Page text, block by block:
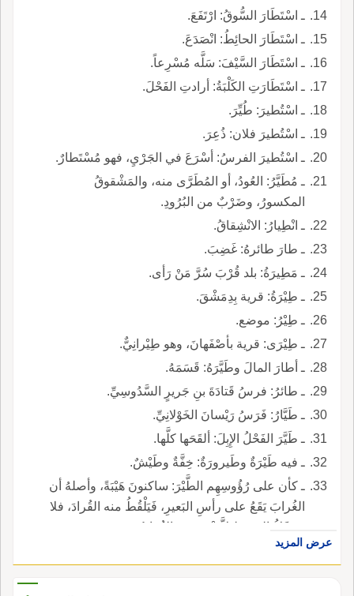
ـ اسْتَطَارَ السُّوقُ: ارْتَفَعَ.
ـ اسْتَطَارَ الحائِطُ: انْصَدَعَ.
ـ اسْتَطَارَ السَّيْفَ: سَلَّه مُسْرِعاً.
ـ اسْتَطَارَتِ الكَلْبَةُ: أرادتِ الفَحْلَ.
ـ اسْتُطيرَ: طُيِّرَ.
ـ اسْتُطيرَ فلان: ذُعِرَ.
ـ اسْتُطيرَ الفرسُ: أسْرَعَ في الجَرْيِ، فهو مُسْتَطارٌ.
ـ مُطَيَّرُ: العُودُ، أو المُطَرَّى منه، والمَشْقوقُ
المكسورُ، وضَرْبٌ من البُرُودِ.
ـ انْطِيارُ: الانْشِقاقُ.
ـ طارَ طائرهُ: غَضِبَ.
ـ مَطِيرَةُ: بلد قُرْبَ سُرَّ مَنْ رَأى.
ـ طِيْرَةُ: قرية بِدِمَشْقَ.
ـ طِيْرُ: موضع.
ـ طِيْرَى: قرية بأصْفَهانَ، وهو طِيْرانِيٌّ.
ـ أطارَ المالَ وطَيَّرَهُ: قَسَمَهُ.
ـ طائرُ: فرسُ قَتادَةَ بنِ جَريرٍ السَّدُوسِيِّ.
ـ طَيَّارُ: فَرَسُ رَيْسانَ الخَوْلانِيِّ.
ـ طَيَّرَ الفَحْلُ الإِبِلَ: ألقَحَها كلَّها.
ـ فيه طَيْرَةٌ وطَيرورَةٌ: خِفَّةٌ وطَيْشٌ.
ـ كأن على رُؤُوسِهِم الطَّيْرَ: ساكنونَ هَيْبَةً، وأصلهُ أن
الغُرابَ يَقَعُ على رأسِ البَعيرِ، فَيَلْقُطُ منه القُرادَ، فلا
يَتَحَرَّكُ البَعيرُ لئلاَّ يَنْفِرَ عنه الغُرابُ.
عرض المزيد